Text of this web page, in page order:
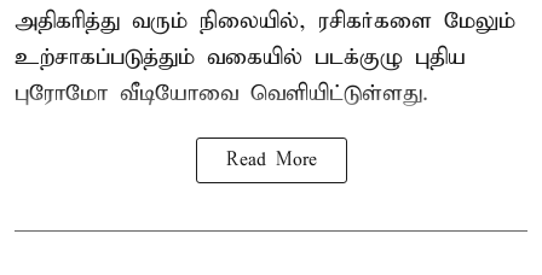
அதிகரித்து வரும் நிலையில், ரசிகர்களை மேலும்
உற்சாகப்படுத்தும் வகையில் படக்குழு புதிய
புரோமோ வீடியோவை வெளியிட்டுள்ளது.
Read More